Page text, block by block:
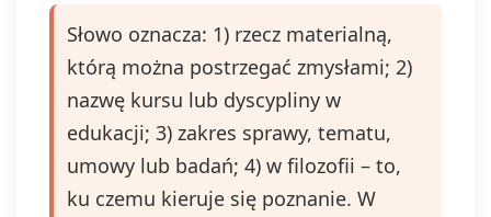
Słowo oznacza: 1) rzecz materialną,
którą można postrzegać zmysłami; 2)
nazwę kursu lub dyscypliny w
edukacji; 3) zakres sprawy, tematu,
umowy lub badań; 4) w filozofii – to,
ku czemu kieruje się poznanie. W